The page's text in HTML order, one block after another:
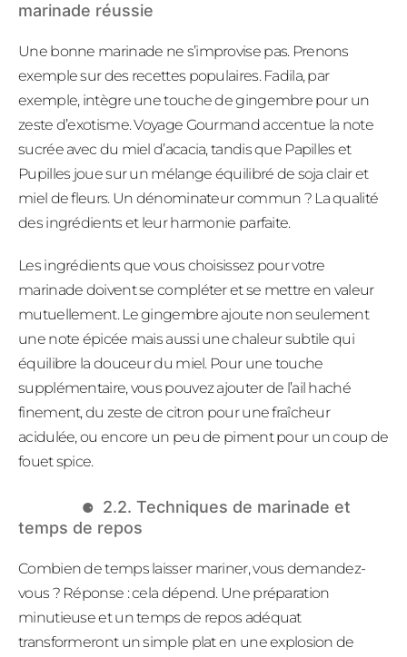
marinade réussie
Une bonne marinade ne s’improvise pas. Prenons
exemple sur des recettes populaires. Fadila, par
exemple, intègre une touche de gingembre pour un
zeste d’exotisme. Voyage Gourmand accentue la note
sucrée avec du miel d’acacia, tandis que Papilles et
Pupilles joue sur un mélange équilibré de soja clair et
miel de fleurs. Un dénominateur commun ? La qualité
des ingrédients et leur harmonie parfaite.
Les ingrédients que vous choisissez pour votre
marinade doivent se compléter et se mettre en valeur
mutuellement. Le gingembre ajoute non seulement
une note épicée mais aussi une chaleur subtile qui
équilibre la douceur du miel. Pour une touche
supplémentaire, vous pouvez ajouter de l’ail haché
finement, du zeste de citron pour une fraîcheur
acidulée, ou encore un peu de piment pour un coup de
fouet spice.
2.2. Techniques de marinade et
temps de repos
Combien de temps laisser mariner, vous demandez-
vous ? Réponse : cela dépend. Une préparation
minutieuse et un temps de repos adéquat
transformeront un simple plat en une explosion de